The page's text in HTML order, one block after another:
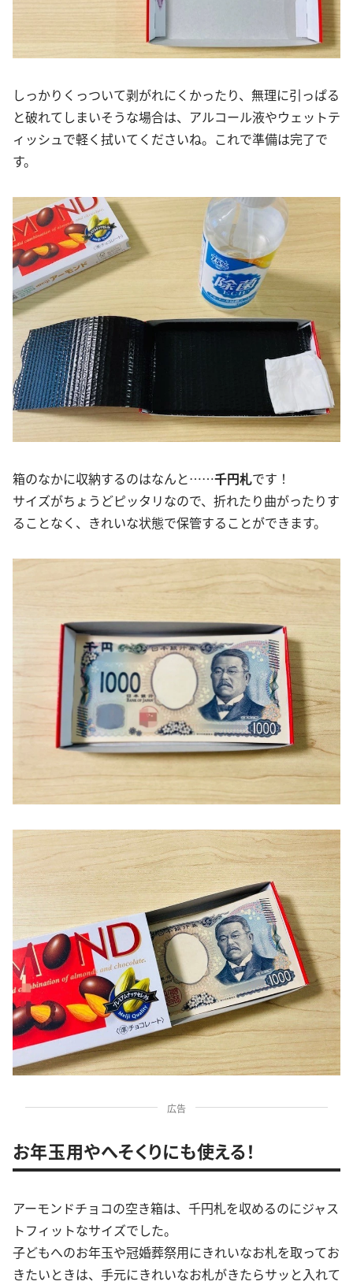
しっかりくっついて剥がれにくかったり、無理に引っぱる
と破れてしまいそうな場合は、アルコール液やウェットテ
ィッシュで軽く拭いてくださいね。これで準備は完了で
す。
箱のなかに収納するのはなんと……千円札です！
サイズがちょうどピッタリなので、折れたり曲がったりす
ることなく、きれいな状態で保管することができます。
広告
お年玉用やへそくりにも使える！
アーモンドチョコの空き箱は、千円札を収めるのにジャス
トフィットなサイズでした。
子どもへのお年玉や冠婚葬祭用にきれいなお札を取ってお
きたいときは、手元にきれいなお札がきたらサッと入れて